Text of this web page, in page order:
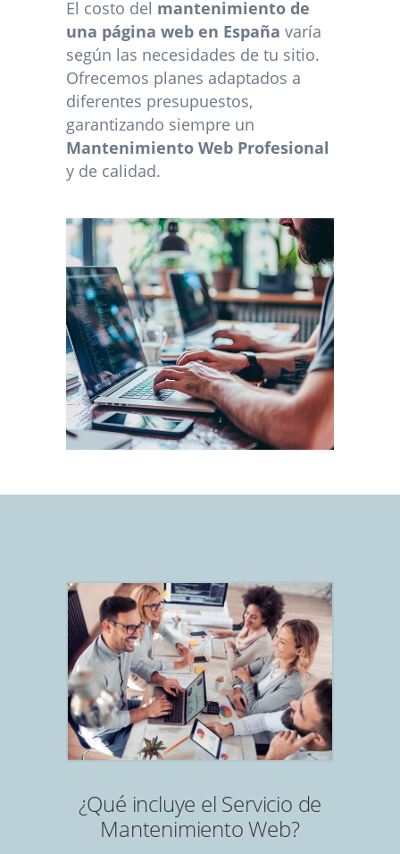
El costo del mantenimiento de
una página web en España varía
según las necesidades de tu sitio.
Ofrecemos planes adaptados a
diferentes presupuestos,
garantizando siempre un
Mantenimiento Web Profesional
y de calidad.
¿Qué incluye el Servicio de
Mantenimiento Web?